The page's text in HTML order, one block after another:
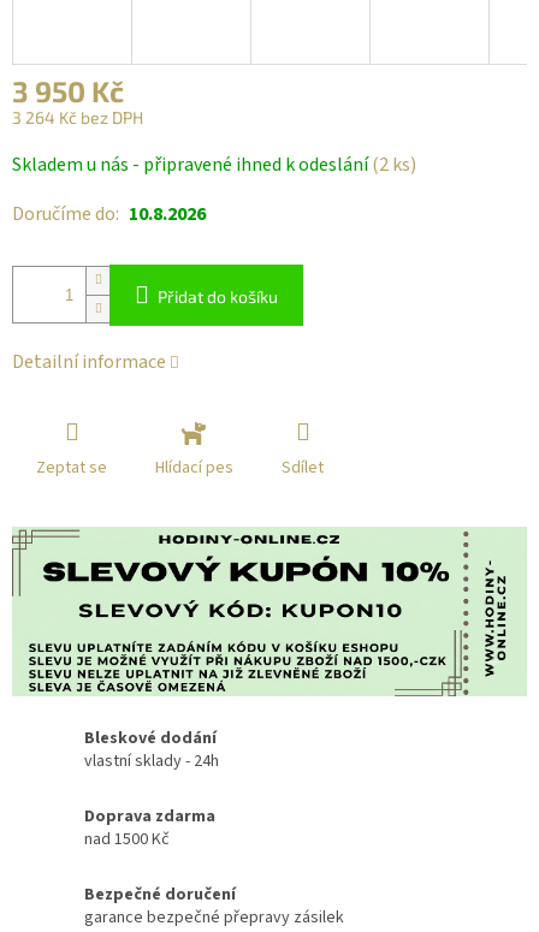
3 950 Kč
3 264 Kč bez DPH
cena:
Skladem u nás - připravené ihned k odeslání(2 ks)
Doručíme do: 10.8.2026
Přidat do košíku
Detailní informace
Zeptat se Hlídací pes Sdílet
Bleskové dodání
vlastní sklady - 24h
Doprava zdarma
nad 1500 Kč
Bezpečné doručení
garance bezpečné přepravy zásilek